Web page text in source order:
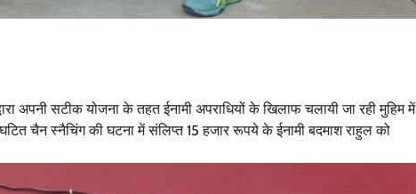
अपनी सटीक योजना के तहत ईनामी अपराधियों के खिलाफ चलायी जा रही मुहिम में
चैन स्नैचिंग की घटना में संलिप्त 15 हजार रूपये के ईनामी बदमाश राहुल को